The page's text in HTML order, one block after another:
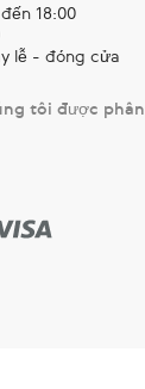
18:00
lễ - đóng cửa
tôi được